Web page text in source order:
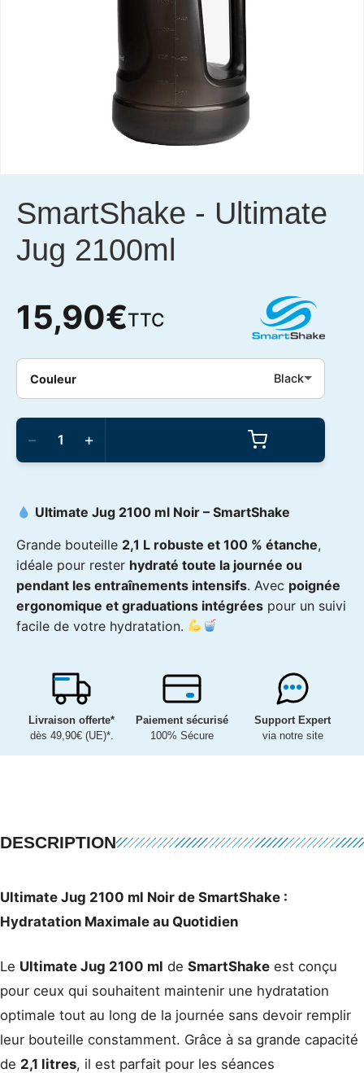
SmartShake - Ultimate
Jug 2100ml
15,90€TTC
Couleur Black
quantité
de
SmartShake
-
− +
Ultimate Jug 2100 ml Noir –SmartShake
Grande bouteille 2,1 L robuste et 100 % étanche,
idéale pour rester hydraté toute la journée ou
pendant les entraînements intensifs. Avec poignée
ergonomique et graduations intégrées pour un suivi
facile de votre hydratation.
Livraison offerte*
dès 49,90€ (UE)*.
Paiement sécurisé
100% Sécure
Support Expert
via notre site
DESCRIPTION
Ultimate Jug 2100 ml Noir de SmartShake :
Hydratation Maximale au Quotidien
Le Ultimate Jug 2100 ml de SmartShake est conçu
pour ceux qui souhaitent maintenir une hydratation
optimale tout au long de la journée sans devoir remplir
leur bouteille constamment. Grâce à sa grande capacité
de 2,1 litres, il est parfait pour les séances